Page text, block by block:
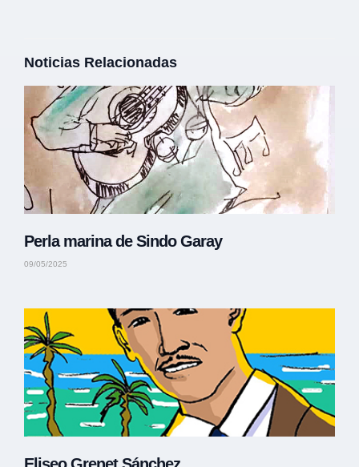
Noticias Relacionadas
Perla marina de Sindo Garay
09/05/2025